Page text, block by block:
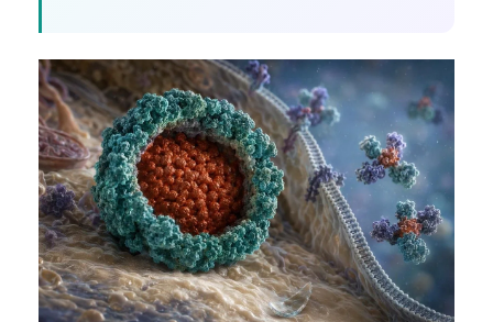
Кыргызча
Татар теле
Беларуская мова
Esperanto
Frysk
Ślōnskŏ gŏdka
Norsk bokmål